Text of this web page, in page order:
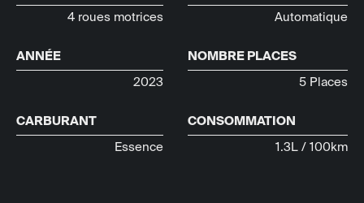
4 roues motrices Automatique
ANNÉE
2023
NOMBRE PLACES
5 Places
CARBURANT
Essence
CONSOMMATION
1.3L / 100km